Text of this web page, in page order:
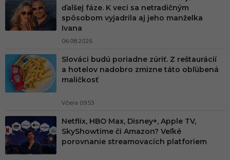
ďalšej fáze. K veci sa netradičným
spôsobom vyjadrila aj jeho manželka
Ivana
06.08.2026
Slováci budú poriadne zúriť. Z reštaurácií
a hotelov nadobro zmizne táto obľúbená
maličkosť
Včera 09:53
Netflix, HBO Max, Disney+, Apple TV,
SkyShowtime či Amazon? Veľké
porovnanie streamovacích platforiem